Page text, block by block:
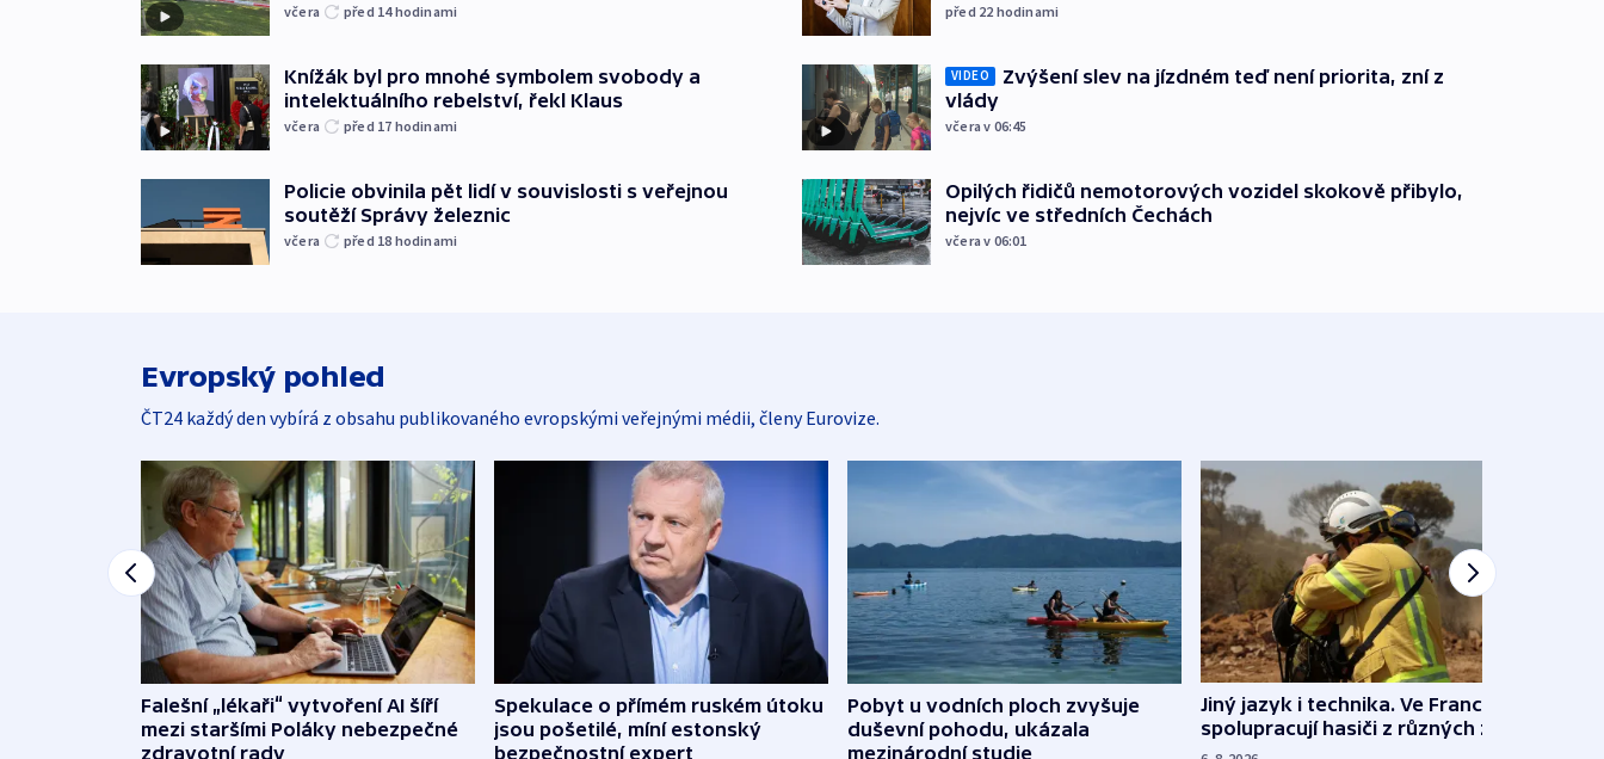
včera před 14hodinami
Knížák byl pro mnohé symbolem svobody a
intelektuálního rebelství, řekl Klaus
včera před 17 hodinami
Policie obvinila pět lidí v souvislosti s veřejnou
soutěží Správy železnic
včera před 18 hodinami
před 22 hodinami
VIDEO
Zvýšení slev na jízdném teď není priorita, zní z
vlády
včera v 06:45
Opilých řidičů nemotorových vozidel skokově přibylo,
nejvíc ve středních Čechách
včera v 06:01
Evropský pohled
ČT24 každý den vybírá z obsahu publikovaného evropskými veřejnými médii, členy Eurovize.
Falešní „lékaři“ vytvoření AI šíří
mezi staršími Poláky nebezpečné
zdravotní rady
Spekulace o přímém ruském útoku
jsou pošetilé, míní estonský
bezpečnostní expert
Pobyt u vodních ploch zvyšuje
duševní pohodu, ukázala
mezinárodní studie
Jiný jazyk i technika. Ve Francii
spolupracují hasiči z různých zemí